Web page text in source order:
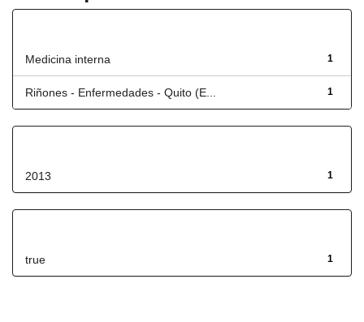
1
Medicina interna
1
Riñones - Enfermedades - Quito (E...
1
2013
1
true